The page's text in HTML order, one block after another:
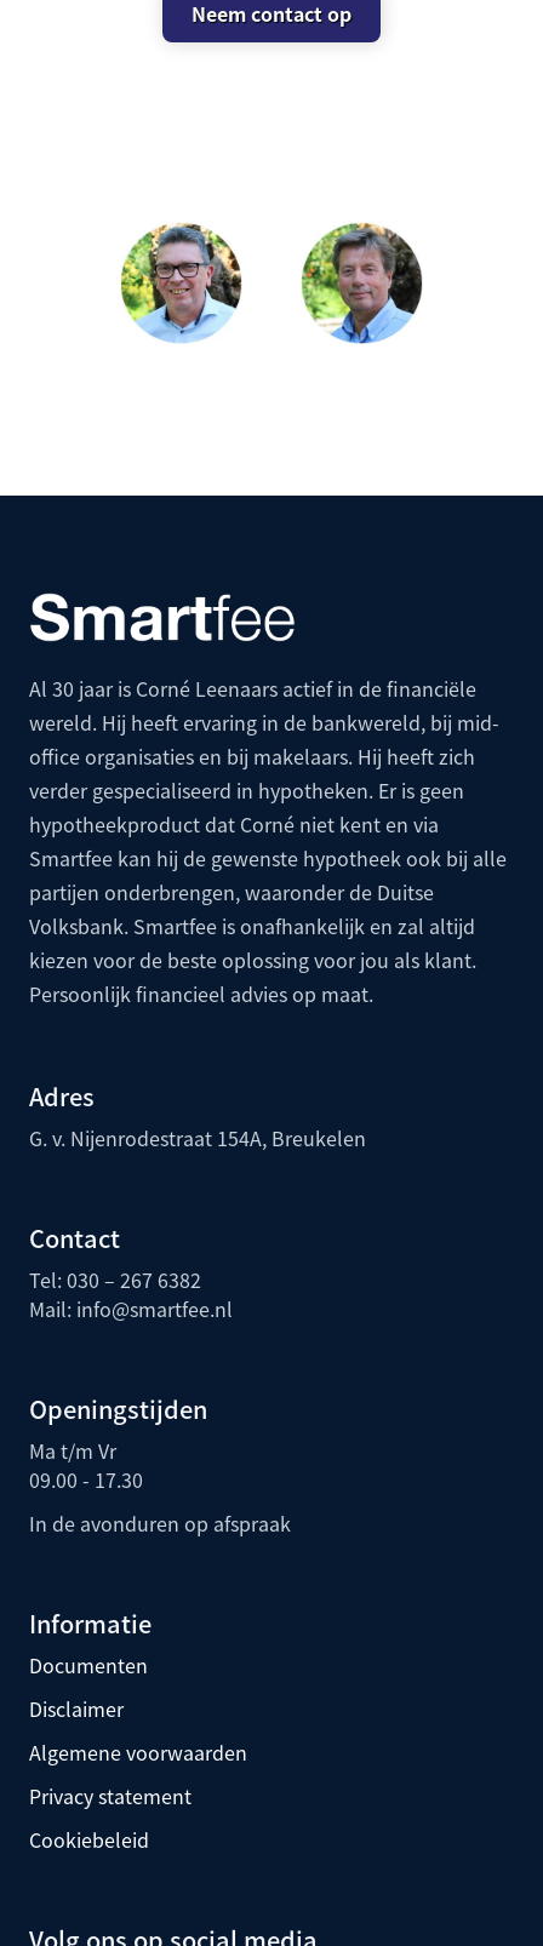
Neem contact op
Al 30 jaar is Corné Leenaars actief in de financiële
wereld. Hij heeft ervaring in de bankwereld, bij mid-
office organisaties en bij makelaars. Hij heeft zich
verder gespecialiseerd in hypotheken. Er is geen
hypotheekproduct dat Corné niet kent en via
Smartfee kan hij de gewenste hypotheek ook bij alle
partijen onderbrengen, waaronder de Duitse
Volksbank. Smartfee is onafhankelijk en zal altijd
kiezen voor de beste oplossing voor jou als klant.
Persoonlijk financieel advies op maat.
Adres
G. v. Nijenrodestraat 154A, Breukelen
Contact
Tel: 030 – 267 6382
Mail: info@smartfee.nl
Openingstijden
Ma t/m Vr
09.00 - 17.30
In de avonduren op afspraak
Informatie
Documenten
Disclaimer
Algemene voorwaarden
Privacy statement
Cookiebeleid